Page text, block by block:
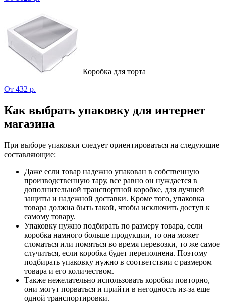
Коробка для торта
От 432 р.
Как выбрать упаковку для интернет
магазина
При выборе упаковки следует ориентироваться на следующие
составляющие:
Даже если товар надежно упакован в собственную
производственную тару, все равно он нуждается в
дополнительной транспортной коробке, для лучшей
защиты и надежной доставки. Кроме того, упаковка
товара должна быть такой, чтобы исключить доступ к
самому товару.
Упаковку нужно подбирать по размеру товара, если
коробка намного больше продукции, то она может
сломаться или помяться во время перевозки, то же самое
случиться, если коробка будет переполнена. Поэтому
подбирать упаковку нужно в соответствии с размером
товара и его количеством.
Также нежелательно использовать коробки повторно,
они могут порваться и прийти в негодность из-за еще
одной транспортировки.